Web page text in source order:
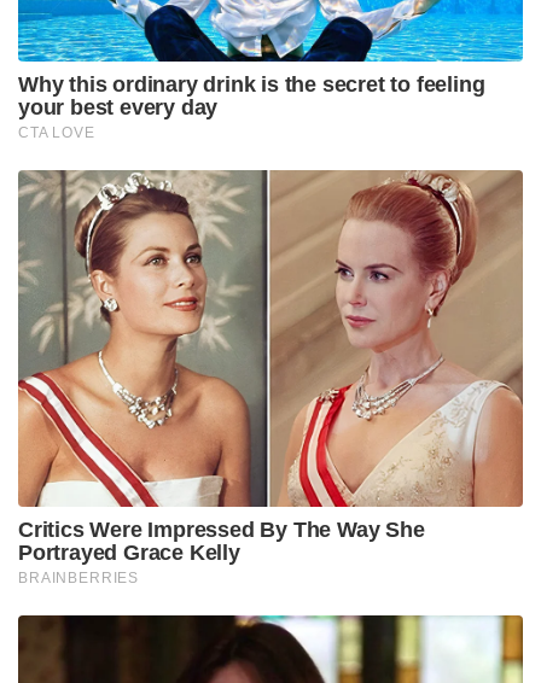
Why this ordinary drink is the secret to feeling
your best every day
CTA LOVE
Critics Were Impressed By The Way She
Portrayed Grace Kelly
BRAINBERRIES